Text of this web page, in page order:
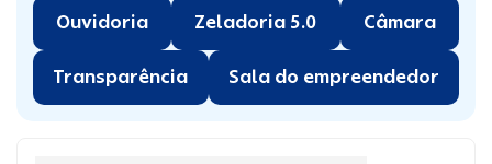
Ouvidoria Zeladoria 5.0 Câmara
Transparência Sala do empreendedor